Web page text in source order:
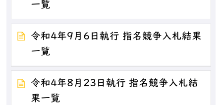
一覧
令和4年9月6日執行 指名競争入札結果
一覧
令和4年8月23日執行 指名競争入札結
果一覧